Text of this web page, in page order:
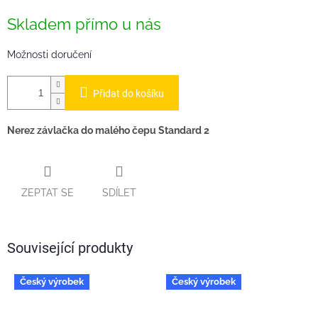
Skladem přímo u nás
Možnosti doručení
Přidat do košíku
Nerez závlačka do malého čepu Standard 2
ZEPTAT SE SDÍLET
Související produkty
Český výrobek Český výrobek